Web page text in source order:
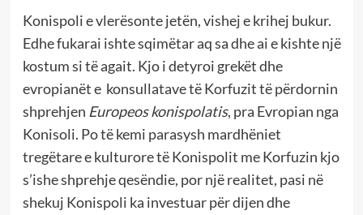
Konispoli e vlerësonte jetën, vishej e krihej bukur.
Edhe fukarai ishte sqimëtar aq sa dhe ai e kishte një
kostum si të agait. Kjo i detyroi grekët dhe
evropianët e konsullatave të Korfuzit të përdornin
shprehjen Europeos konispolatis, pra Evropian nga
Konisoli. Po të kemi parasysh mardhëniet
tregëtare e kulturore të Konispolit me Korfuzin kjo
s’ishe shprehje qesëndie, por një realitet, pasi në
shekuj Konispoli ka investuar për dijen dhe